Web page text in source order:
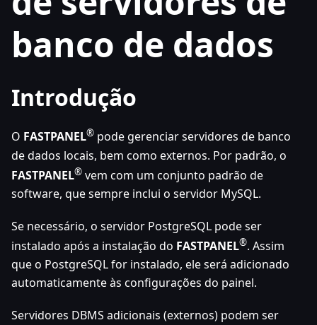
banco de dados
Introdução
O FASTPANEL® pode gerenciar servidores de banco
de dados locais, bem como externos. Por padrão, o
FASTPANEL® vem com um conjunto padrão de
software, que sempre inclui o servidor MySQL.
Se necessário, o servidor PostgreSQL pode ser
instalado após a instalação do FASTPANEL®. Assim
que o PostgreSQL for instalado, ele será adicionado
automaticamente às configurações do painel.
Servidores DBMS adicionais (externos) podem ser